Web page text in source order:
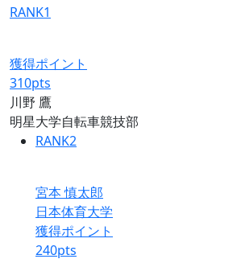
RANK1
獲得ポイント
310pts
川野 鷹
明星大学自転車競技部
RANK2
宮本 慎太郎
日本体育大学
獲得ポイント
240pts